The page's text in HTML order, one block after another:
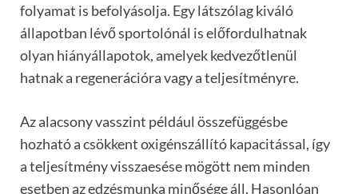
folyamat is befolyásolja. Egy látszólag kiváló
állapotban lévő sportolónál is előfordulhatnak
olyan hiányállapotok, amelyek kedvezőtlenül
hatnak a regenerációra vagy a teljesítményre.
Az alacsony vasszint például összefüggésbe
hozható a csökkent oxigénszállító kapacitással, így
a teljesítmény visszaesése mögött nem minden
esetben az edzésmunka minősége áll. Hasonlóan